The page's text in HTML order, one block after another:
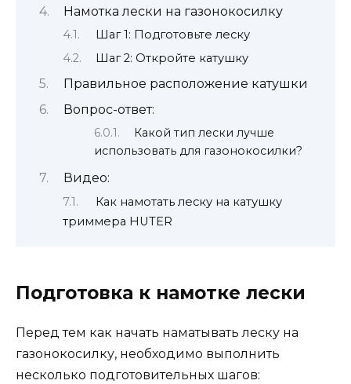
Намотка лески на газонокосилку
Шаг 1: Подготовьте леску
Шаг 2: Откройте катушку
Правильное расположение катушки
Вопрос-ответ:
Какой тип лески лучше
использовать для газонокосилки?
Видео:
Как намотать леску на катушку
триммера HUTER
Подготовка к намотке лески
Перед тем как начать наматывать леску на
газонокосилку, необходимо выполнить
несколько подготовительных шагов: